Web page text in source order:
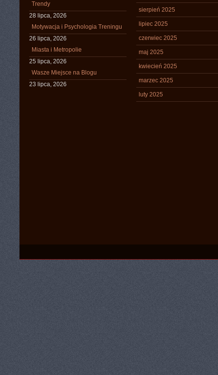
Trendy
28 lipca, 2026
Motywacja i Psychologia Treningu
26 lipca, 2026
Miasta i Metropolie
25 lipca, 2026
Wasze Miejsce na Blogu
23 lipca, 2026
sierpień 2025
lipiec 2025
czerwiec 2025
maj 2025
kwiecień 2025
marzec 2025
luty 2025